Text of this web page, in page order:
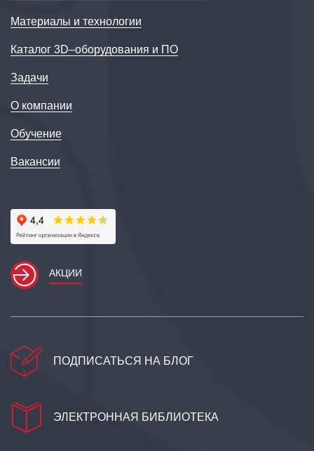
Материалы и технологии
Каталог 3D–оборудования и ПО
Задачи
О компании
Обучение
Вакансии
АКЦИИ
ПОДПИСАТЬСЯ НА БЛОГ
ЭЛЕКТРОННАЯ БИБЛИОТЕКА